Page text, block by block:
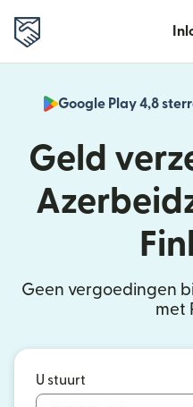
Google Play 4,8
Geld
Geen vergoedingen
met
U stuurt